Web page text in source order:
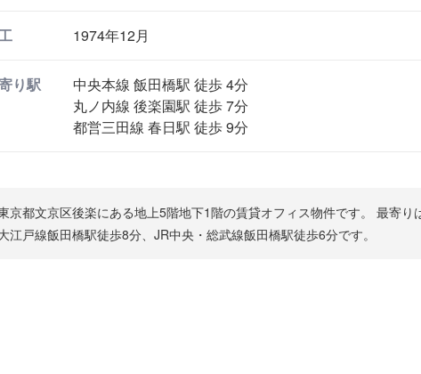
1974年12月
り駅
中央本線 飯田橋駅 徒歩 4分
丸ノ内線 後楽園駅 徒歩 7分
都営三田線 春日駅 徒歩 9分
京都文京区後楽にある地上5階地下1階の賃貸オフィス物件です。 最寄
江戸線飯田橋駅徒歩8分、JR中央・総武線飯田橋駅徒歩6分です。